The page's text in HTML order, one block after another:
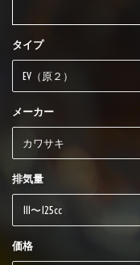
タイプ
メーカー
排気量
価格